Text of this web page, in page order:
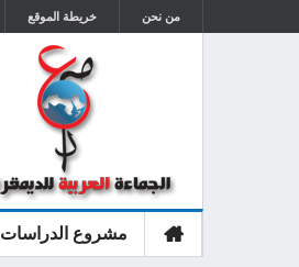
من نحن خريطة الموقع
مشروع الدراسات